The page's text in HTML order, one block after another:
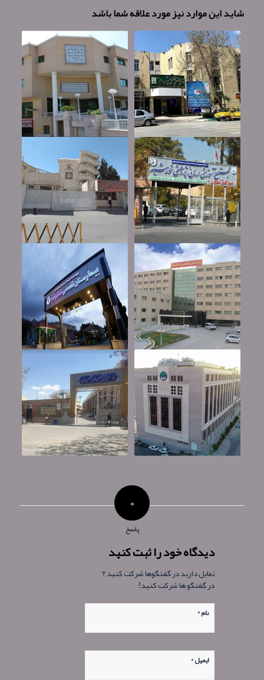
شاید این موارد نیز مورد علاقه شما باشد
۰
پاسخ
دیدگاه خود را ثبت کنید
تمایل دارید در گفتگوها شرکت کنید ؟
در گفتگو ها شرکت کنید!
نام*
ایمیل*